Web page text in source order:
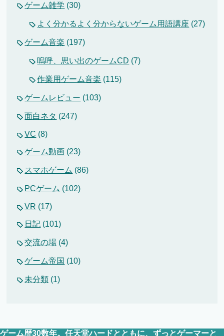
ゲーム雑学 (30)
よく分かるよく分からないゲーム用語講座 (27)
ゲーム音楽 (197)
嗚呼、思い出のゲームCD (7)
作業用ゲーム音楽 (115)
ゲームレビュー (103)
面白ネタ (247)
VC (8)
ゲーム動画 (23)
スマホゲーム (86)
PCゲーム (102)
VR (17)
日記 (101)
交流の場 (4)
ゲーム帝国 (10)
未分類 (1)
ゲーム歴30数年。任天堂ハードとともに、ずっとゲーマーと